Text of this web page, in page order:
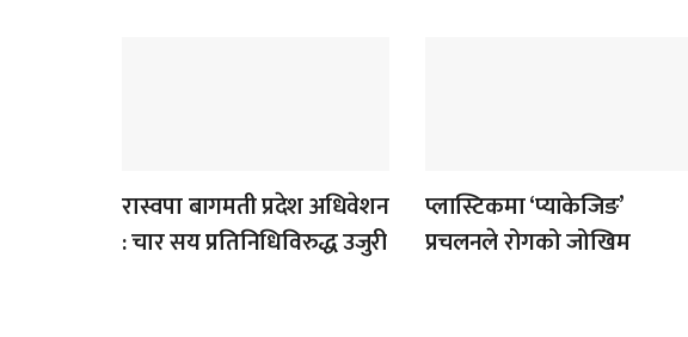
रास्वपा बागमती प्रदेश अधिवेशन
: चार सय प्रतिनिधिविरुद्ध उजुरी
प्लास्टिकमा ‘प्याकेजिङ’
प्रचलनले रोगको जोखिम